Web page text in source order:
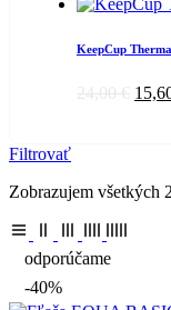
KeepCup
Filtrovať
Zobrazujem všetkých
odporúčame
-40%